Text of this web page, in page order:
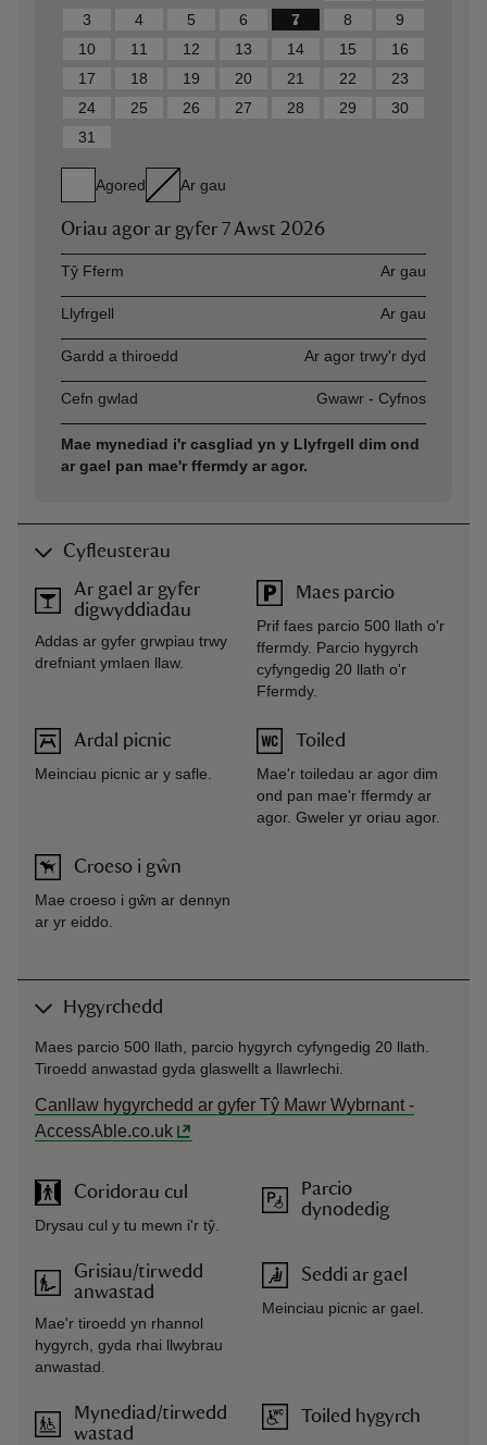
3
4 5 6 7 8
9
10
11 12 13 14 15
16
17
18 19 20 21 22
23
24
25 26 27 28 29
30
31
Agored Ar gau
Oriau agor ar gyfer 7 Awst 2026
AssetOpening time
Tŷ Fferm Ar gau
Llyfrgell Ar gau
Gardd a thiroedd Ar agor trwy'r dyd
Cefn gwlad Gwawr - Cyfnos
Mae mynediad i'r casgliad yn y Llyfrgell dim ond
ar gael pan mae'r ffermdy ar agor.
Cyfleusterau
Ar gael ar gyfer
digwyddiadau
Addas ar gyfer grwpiau trwy
drefniant ymlaen llaw.
Ardal picnic
Meinciau picnic ar y safle.
Croeso i gŵn
Mae croeso i gŵn ar dennyn
ar yr eiddo.
Maes parcio
Prif faes parcio 500 llath o'r
ffermdy. Parcio hygyrch
cyfyngedig 20 llath o'r
Ffermdy.
Toiled
Mae'r toiledau ar agor dim
ond pan mae'r ffermdy ar
agor. Gweler yr oriau agor.
Hygyrchedd
Maes parcio 500 llath, parcio hygyrch cyfyngedig 20 llath.
Tiroedd anwastad gyda glaswellt a llawrlechi.
Canllaw hygyrchedd ar gyfer Tŷ Mawr Wybrnant -
AccessAble.co.uk
Coridorau cul
Drysau cul y tu mewn i'r tŷ.
Grisiau/tirwedd
anwastad
Mae'r tiroedd yn rhannol
hygyrch, gyda rhai llwybrau
anwastad.
Mynediad/tirwedd
wastad
Parcio
dynodedig
Seddi ar gael
Meinciau picnic ar gael.
Toiled hygyrch